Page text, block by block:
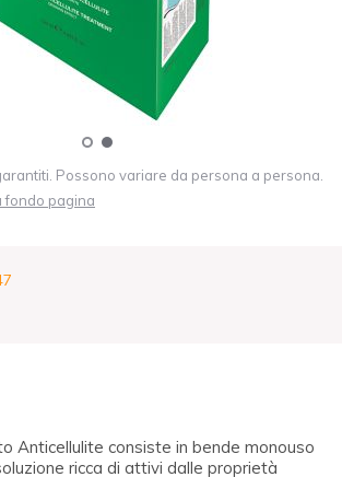
Possono variare da persona a persona.
fondo pagina
Anticellulite consiste in bende monouso
ricca di attivi dalle proprietà